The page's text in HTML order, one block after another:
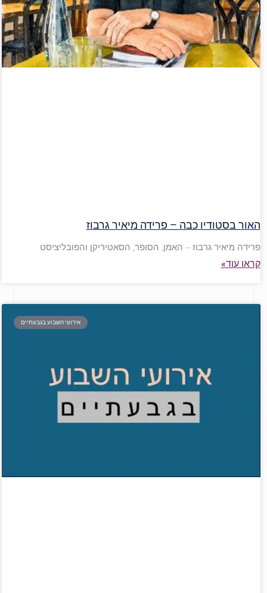
האור בסטודיו כבה – פרידה מיאיר גרבוז
פרידה מיאיר גרבוז – האמן, הסופר, הסאטיריקן והפובליציסט
קראו עוד»
אירועי השבוע בגבעתיים